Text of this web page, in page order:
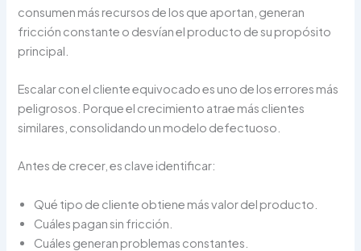
consumen más recursos de los que aportan, generan
fricción constante o desvían el producto de su propósito
principal.
Escalar con el cliente equivocado es uno de los errores más
peligrosos. Porque el crecimiento atrae más clientes
similares, consolidando un modelo defectuoso.
Antes de crecer, es clave identificar:
Qué tipo de cliente obtiene más valor del producto.
Cuáles pagan sin fricción.
Cuáles generan problemas constantes.